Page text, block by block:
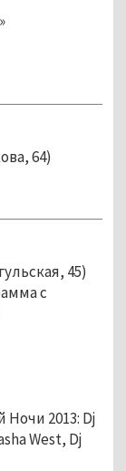
Белая»
64)
45)
с
2013: Dj
West, Dj